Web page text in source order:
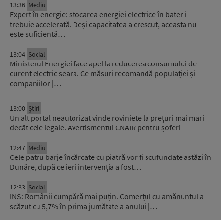
13:36 Mediu
Expert în energie: stocarea energiei electrice în baterii
trebuie accelerată. Deși capacitatea a crescut, aceasta nu
este suficientă…
13:04 Social
Ministerul Energiei face apel la reducerea consumului de
curent electric seara. Ce măsuri recomandă populației și
companiilor |…
13:00 Știri
Un alt portal neautorizat vinde roviniete la prețuri mai mari
decât cele legale. Avertismentul CNAIR pentru șoferi
12:47 Mediu
Cele patru barje încărcate cu piatră vor fi scufundate astăzi în
Dunăre, după ce ieri intervenția a fost…
12:33 Social
INS: Românii cumpără mai puțin. Comerțul cu amănuntul a
scăzut cu 5,7% în prima jumătate a anului |…